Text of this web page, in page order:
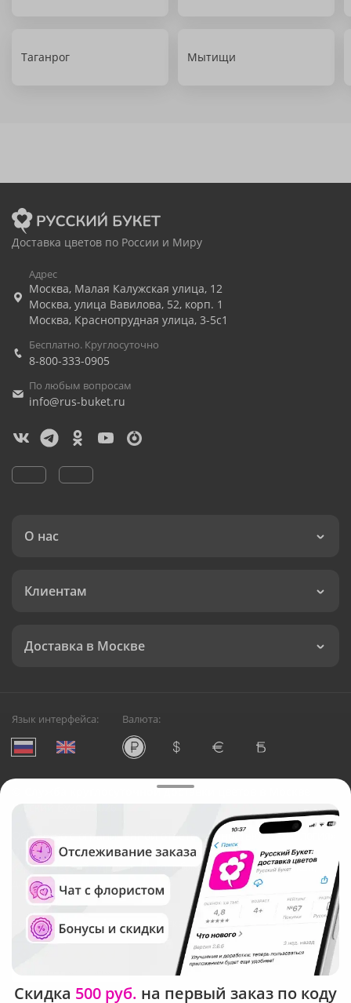
Таганрог Мытищи
Доставка цветов по России и Миру
Адрес
Москва, Малая Калужская улица, 12
Москва, улица Вавилова, 52, корп. 1
Москва, Краснопрудная улица, 3-5с1
Бесплатно. Круглосуточно
8-800-333-0905
По любым вопросам
info@rus-buket.ru
О нас
Клиентам
Доставка в Москве
Язык интерфейса: Валюта:
Служба круглосуточной доставки цветов в Москве
Русский Букет, 2026
Общество с ограниченной ответственностью «Технология»
ОГРН: 1195476081745, ИНН: 5410081997
Юридический адрес: г. Новосибирск, ул. Ипподромская,
д.42, оф. 3
Рейтинг Русского букета в г. Москва
Скидка 500 руб. на первый заказ по коду